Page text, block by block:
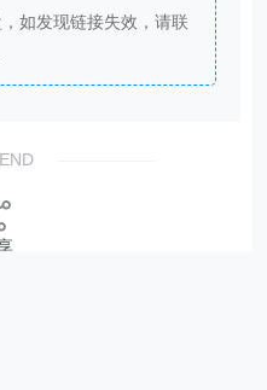
如发现链接失效，请联